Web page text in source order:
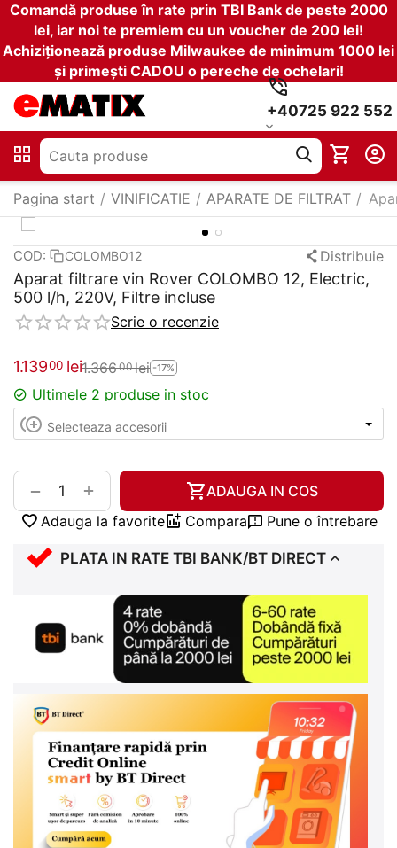
Comandă produse în rate prin TBI Bank de peste 2000
lei, iar noi te premiem cu un voucher de 200 lei!
Achiziționează produse Milwaukee de minimum 1000 lei
și primești CADOU o pereche de ochelari!
+40725 922 552
Pagina start / VINIFICATIE / APARATE DE FILTRAT /
COD: COLOMBO12 Distribuie
Aparat filtrare vin Rover COLOMBO 12, Electric,
500 l/h, 220V, Filtre incluse
Scrie o recenzie
1.13900 lei1.36600lei -17%
Ultimele 2 produse in stoc
+
−
ADAUGA IN COS
Adauga la favorite
Compara Pune o întrebare
PLATA IN RATE TBI BANK/BT DIRECT